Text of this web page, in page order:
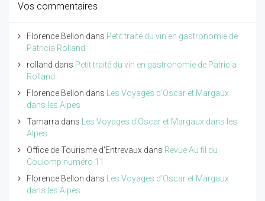
Vos commentaires
Florence Bellon dans Petit traité du vin en gastronomie de
Patricia Rolland
rolland dans Petit traité du vin en gastronomie de Patricia
Rolland
Florence Bellon dans
Les Voyages d'Oscar et Margaux
dans les Alpes
Tamarra dans
Les Voyages d'Oscar et Margaux dans les
Alpes
Office de Tourisme d'Entrevaux dans Revue Au fil du
Coulomp numéro 11
Florence Bellon dans
Les Voyages d'Oscar et Margaux
dans les Alpes